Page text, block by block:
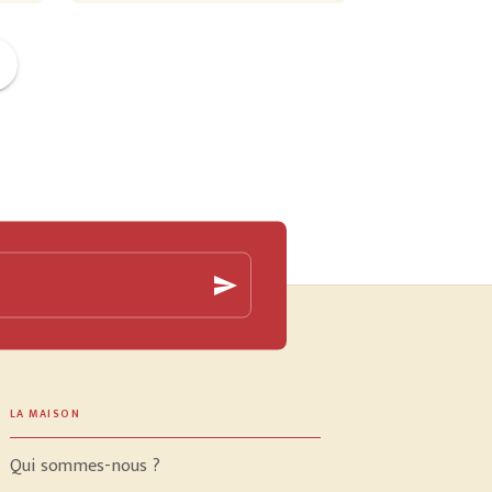
send
LA MAISON
Qui sommes-nous ?